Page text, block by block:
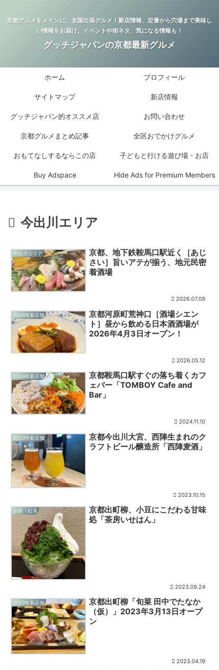
京都グルメをメインに、全国出張グルメ！新店情報、定番から穴場まで美味し
い情報をお届け。イベントや街ネタ、気になる情報も！
グッチジャパンの京都最新グルメ
ホーム プロフィール
サイトマップ 新店情報
グッチジャパン的オススメ店 お問い合わせ
京都グルメまとめ記事 全区おでかけグルメ
おもてなしするならこの店 子どもと行ける遊び場・お店
Buy Adspace Hide Ads for Premium Members
今出川エリア
今出川エリア
京都、地下鉄鞍馬口駅近く［あじ
さい］旨いアテが揃う、地元民密
着酒場
2026.07.09
2026年新店舗
京都河原町荒神口［酒場シエン
ト］昼から飲める日本酒酒場が
2026年4月3日オープン！
2026.05.12
2024年新店舗
京都鞍馬口駅すぐの落ち着くカフ
ェバー「TOMBOY Cafe and
Bar」
2024.11.10
2023年新店舗
京都今出川大宮、西陣生まれのク
ラフトビール醸造所「西陣麦酒」
2023.10.15
お茶・紅茶
京都出町柳、小豆にこだわる甘味
処「茶房いせはん」
2023.09.24
2023年新店舗
京都出町柳「旬菜 田中でたなか
（仮）」2023年3月13日オープ
ン
2023.04.19